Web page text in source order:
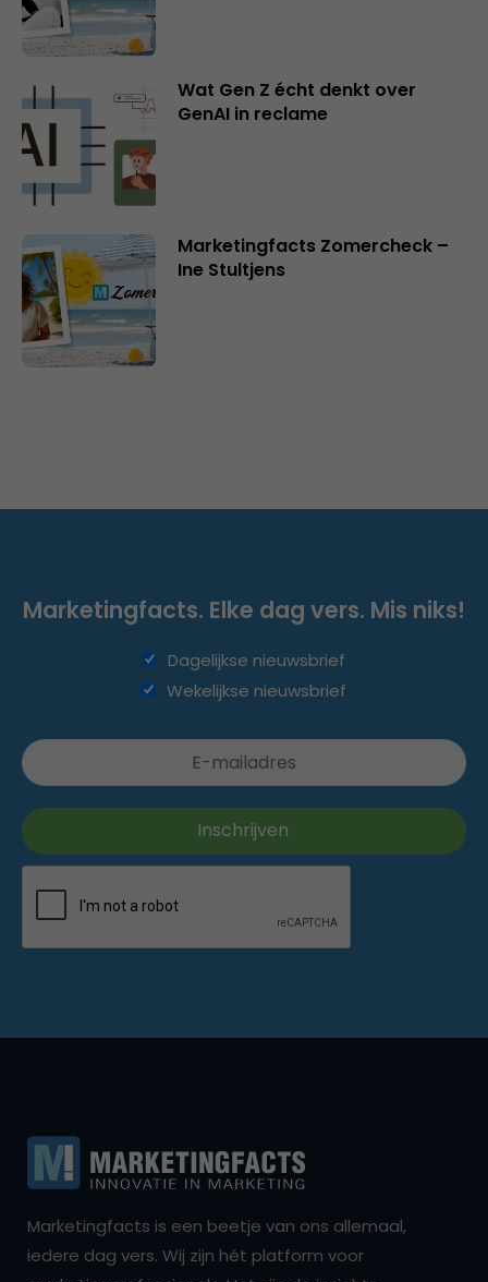
Wat Gen Z écht denkt over
GenAI in reclame
Marketingfacts Zomercheck –
Ine Stultjens
Marketingfacts. Elke dag vers. Mis niks!
Dagelijkse nieuwsbrief
Wekelijkse nieuwsbrief
Marketingfacts is een beetje van ons allemaal,
iedere dag vers. Wij zijn hét platform voor